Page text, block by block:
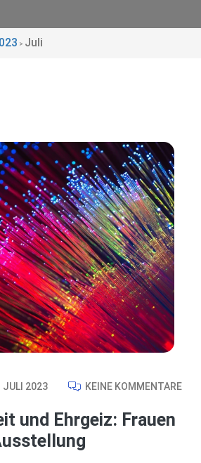
> Juli
JULI 2023 KEINE KOMMENTARE
und Ehrgeiz: Frauen